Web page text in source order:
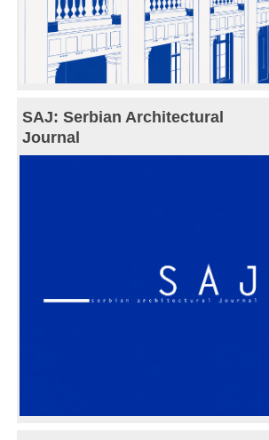
SAJ: Serbian Architectural
Journal